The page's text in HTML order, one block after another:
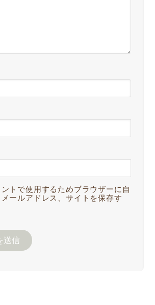
トで使用するためブラウザーに自
ールアドレス、サイトを保存す